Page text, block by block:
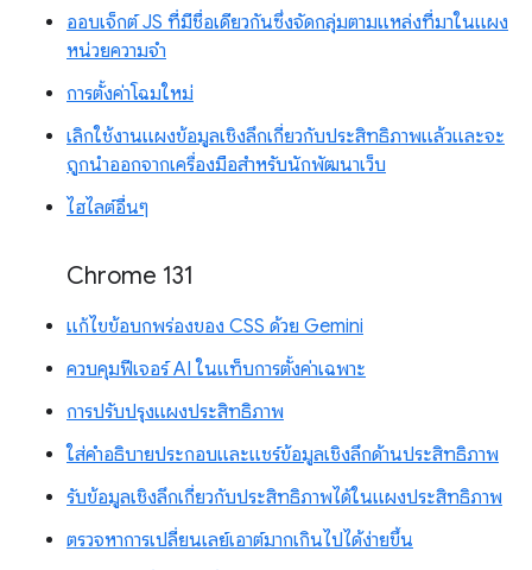
ออบเจ็กต์ JS ที่มีชื่อเดียวกันซึ่งจัดกลุ่มตามแหล่งที่มาในแผง
หน่วยความจำ
การตั้งค่าโฉมใหม่
เลิกใช้งานแผงข้อมูลเชิงลึกเกี่ยวกับประสิทธิภาพแล้วและจะ
ถูกนำออกจากเครื่องมือสำหรับนักพัฒนาเว็บ
ไฮไลต์อื่นๆ
Chrome 131
แก้ไขข้อบกพร่องของ CSS ด้วย Gemini
ควบคุมฟีเจอร์ AI ในแท็บการตั้งค่าเฉพาะ
การปรับปรุงแผงประสิทธิภาพ
ใส่คำอธิบายประกอบและแชร์ข้อมูลเชิงลึกด้านประสิทธิภาพ
รับข้อมูลเชิงลึกเกี่ยวกับประสิทธิภาพได้ในแผงประสิทธิภาพ
ตรวจหาการเปลี่ยนเลย์เอาต์มากเกินไปได้ง่ายขึ้น